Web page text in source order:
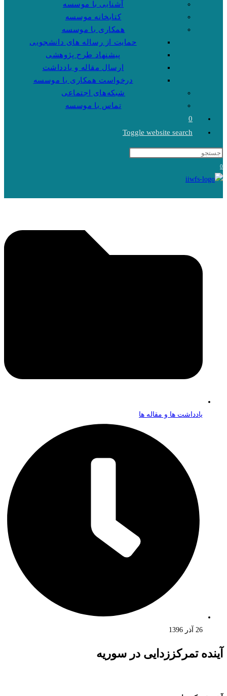
آشنایی با موسسه
کتابخانه موسسه
همکاری با موسسه
حمایت از رساله های دانشجویی
پیشنهاد طرح پژوهشی
ارسال مقاله و یادداشت
درخواست همکاری با موسسه
شبکه‌های اجتماعی
تماس با موسسه
0
Toggle website search
0
یادداشت ها و مقاله ها
26 آذر 1396
آینده تمرکززدایی در سوریه